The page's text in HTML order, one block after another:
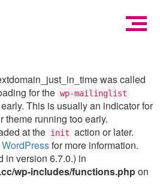
was called
for the wp-mailinglist
This is usually an indicator for
theme running too early.
at the init action or later.
for more information.
in version 6.7.0.) in
wp-includes/functions.phpon